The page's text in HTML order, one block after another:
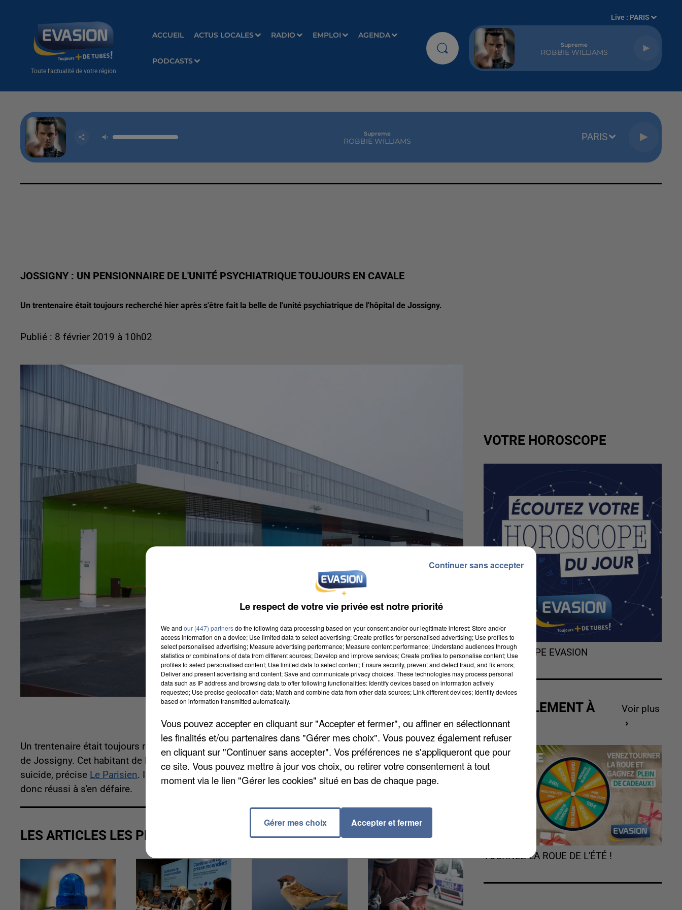
Toute l'actualité de votre région
ACCUEIL ACTUS LOCALES RADIO EMPLOI AGENDA
PODCASTS
Live : PARIS
Supreme
ROBBIE WILLIAMS
Supreme
ROBBIE WILLIAMS PARIS
JOSSIGNY : UN PENSIONNAIRE DE L'UNITÉ PSYCHIATRIQUE TOUJOURS EN CAVALE
Un trentenaire était toujours recherché hier après s'être fait la belle de l'unité psychiatrique de l'hôpital de Jossigny.
Publié : 8 février 2019 à 10h02
Un trentenaire était toujours recherché hier après s'être fait la belle de l'unité psychiatrique de l'hôpital
de Jossigny. Cet habitant de Lagny-sur-Marne y avait été admis la veille suite à une tentative de
suicide, précise Le Parisien. Il était pourtant retenu sur place grâce à du matériel de contention mais a
donc réussi à s'en défaire.
LES ARTICLES LES PLUS VUS
VOTRE HOROSCOPE
L'HOROSCOPE EVASION
ACTUELLEMENT À
GAGNER
Voir plus
TOURNEZ LA ROUE DE L'ÉTÉ !
Le respect de votre vie privée est notre priorité
We and our (447) partnersdo the following data processing based on your consent and/or our legitimate interest: Store and/or
access information on a device; Use limited data to select advertising; Create profiles for personalised advertising; Use profiles to
select personalised advertising; Measure advertising performance; Measure content performance; Understand audiences through
statistics or combinations of data from different sources; Develop and improve services; Create profiles to personalise content; Use
profiles to select personalised content; Use limited data to select content; Ensure security, prevent and detect fraud, and fix errors;
Deliver and present advertising and content; Save and communicate privacy choices. These technologies may process personal
data such as IP address and browsing data to offer following functionalities: Identify devices based on information actively
requested; Use precise geolocation data; Match and combine data from other data sources; Link different devices; Identify devices
based on information transmitted automatically.
Vous pouvez accepter en cliquant sur "Accepter et fermer", ou affiner en sélectionnant
les finalités et/ou partenaires dans "Gérer mes choix". Vous pouvez également refuser
en cliquant sur "Continuer sans accepter". Vos préférences ne s'appliqueront que pour
ce site. Vous pouvez mettre à jour vos choix, ou retirer votre consentement à tout
moment via le lien "Gérer les cookies" situé en bas de chaque page.
Gérer mes choix Accepter et fermer
Continuer sans accepter